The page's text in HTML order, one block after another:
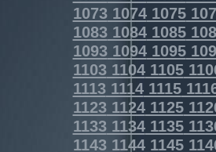
107310741075
108310841085
109310941095
110311041105
111311141115
112311241125
113311341135
114311441145